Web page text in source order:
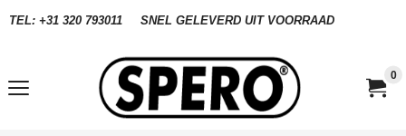
TEL: +31 320 793011 SNEL GELEVERD UIT VOORRAAD
0